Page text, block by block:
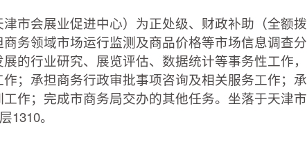
会展业促进中心）为正处级、财政补助（全额
务领域市场运行监测及商品价格等市场信息调查
的行业研究、展览评估、数据统计等事务性工作
；承担商务行政审批事项咨询及相关服务工作；
作；完成市商务局交办的其他任务。坐落于天津
1310。